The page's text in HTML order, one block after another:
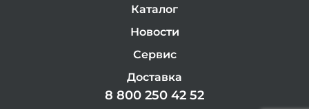
Каталог
Новости
Сервис
Доставка
8 800 250 42 52